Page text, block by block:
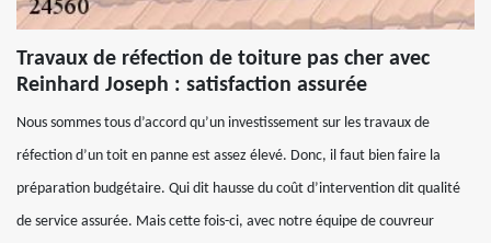
Travaux de réfection de toiture pas cher avec
Reinhard Joseph : satisfaction assurée
Nous sommes tous d’accord qu’un investissement sur les travaux de
réfection d’un toit en panne est assez élevé. Donc, il faut bien faire la
préparation budgétaire. Qui dit hausse du coût d’intervention dit qualité
de service assurée. Mais cette fois-ci, avec notre équipe de couvreur